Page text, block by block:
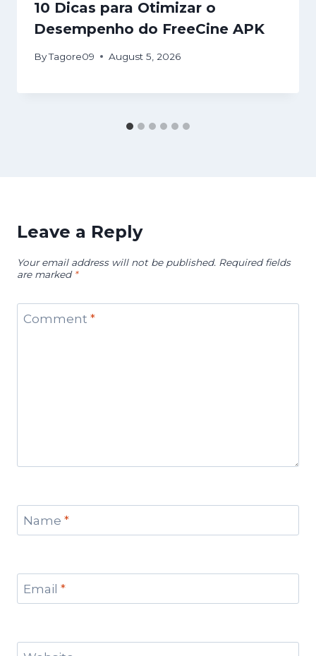
10 Dicas para Otimizar o
Desempenho do FreeCine APK
ByTagore09 August 5, 2026
Leave a Reply
Your email address will not be published. Required fields
are marked *
Comment *
Name *
Email *